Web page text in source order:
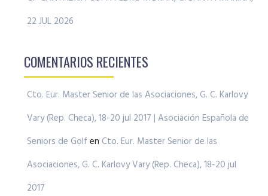
22 JUL 2026
COMENTARIOS RECIENTES
Cto. Eur. Master Senior de las Asociaciones, G. C. Karlovy
Vary (Rep. Checa), 18-20 jul 2017 | Asociación Española de
Seniors de Golf en Cto. Eur. Master Senior de las
Asociaciones, G. C. Karlovy Vary (Rep. Checa), 18-20 jul
2017